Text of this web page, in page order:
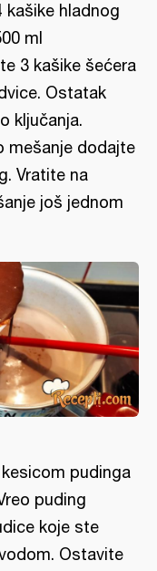
kašike hladnog
ml
3 kašike šećera
Ostatak
ključanja.
mešanje dodajte
Vratite na
još jednom
pudinga
puding
koje ste
Ostavite